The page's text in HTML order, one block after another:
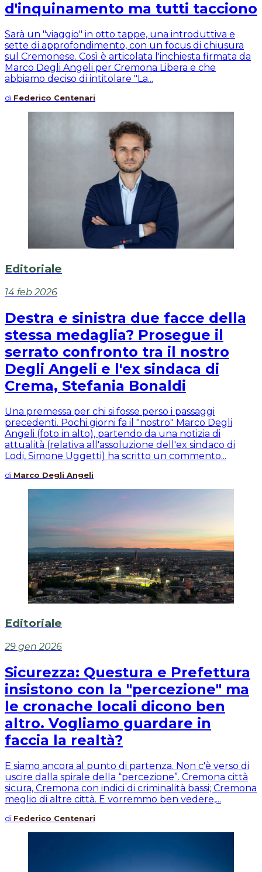
d'inquinamento ma tutti tacciono
Sarà un "viaggio" in otto tappe, una introduttiva e
sette di approfondimento, con un focus di chiusura
sul Cremonese. Così è articolata l'inchiesta firmata da
Marco Degli Angeli per Cremona Libera e che
abbiamo deciso di intitolare "La...
di Federico Centenari
Editoriale
14 feb 2026
Destra e sinistra due facce della
stessa medaglia? Prosegue il
serrato confronto tra il nostro
Degli Angeli e l'ex sindaca di
Crema, Stefania Bonaldi
Una premessa per chi si fosse perso i passaggi
precedenti. Pochi giorni fa il "nostro" Marco Degli
Angeli (foto in alto), partendo da una notizia di
attualità (relativa all'assoluzione dell'ex sindaco di
Lodi, Simone Uggetti) ha scritto un commento...
di Marco Degli Angeli
Editoriale
29 gen 2026
Sicurezza: Questura e Prefettura
insistono con la "percezione" ma
le cronache locali dicono ben
altro. Vogliamo guardare in
faccia la realtà?
E siamo ancora al punto di partenza. Non c'è verso di
uscire dalla spirale della “percezione”. Cremona città
sicura, Cremona con indici di criminalità bassi; Cremona
meglio di altre città. E vorremmo ben vedere,...
di Federico Centenari